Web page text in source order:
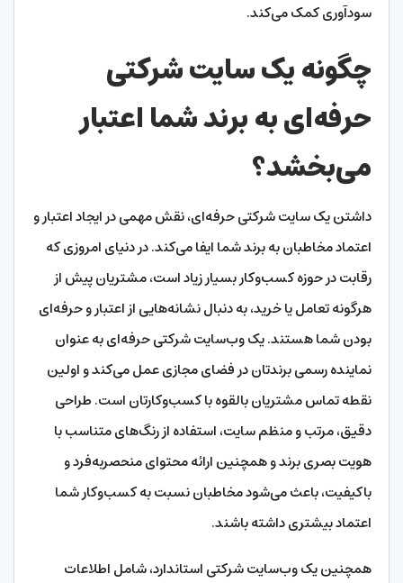
سودآوری کمک می‌کند.
چگونه یک سایت شرکتی
حرفه‌ای به برند شما اعتبار
می‌بخشد؟
داشتن یک سایت شرکتی حرفه‌ای، نقش مهمی در ایجاد اعتبار و
اعتماد مخاطبان به برند شما ایفا می‌کند. در دنیای امروزی که
رقابت در حوزه کسب‌وکار بسیار زیاد است، مشتریان پیش از
هرگونه تعامل یا خرید، به دنبال نشانه‌هایی از اعتبار و حرفه‌ای
بودن شما هستند. یک وب‌سایت شرکتی حرفه‌ای به عنوان
نماینده رسمی برندتان در فضای مجازی عمل می‌کند و اولین
نقطه تماس مشتریان بالقوه با کسب‌وکارتان است. طراحی
دقیق، مرتب و منظم سایت، استفاده از رنگ‌های متناسب با
هویت بصری برند و همچنین ارائه محتوای منحصربه‌فرد و
باکیفیت، باعث می‌شود مخاطبان نسبت به کسب‌وکار شما
اعتماد بیشتری داشته باشند.
همچنین یک وب‌سایت شرکتی استاندارد، شامل اطلاعات